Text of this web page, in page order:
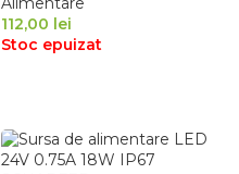
112,00 lei
Stoc epuizat